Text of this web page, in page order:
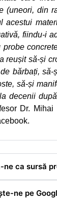
(uneori, din
acestui
fiindu-i
reușit să-și
bărbați, să-
să-și
decenii
Dr. Mihai
ne ca sursă
ne pe